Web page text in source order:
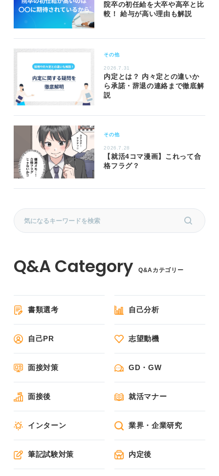
院卒の初任給を大卒や高卒と比
較！ 給与が高い理由も解説
その他
2026.7.31
内定とは？ 内々定との違いか
ら承諾・辞退の連絡まで徹底解
説
その他
2026.7.28
【就活4コマ漫画】これって合
格フラグ？
Q&Aカテゴリー
書類選考 自己分析
自己PR 志望動機
面接対策 GD・GW
面接後 就活マナー
インターン 業界・企業研究
筆記試験対策 内定後